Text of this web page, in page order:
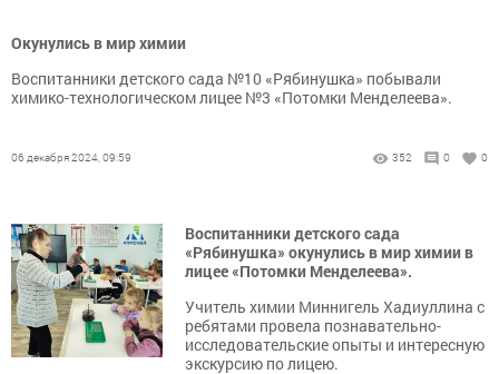
Окунулись в мир химии
Воспитанники детского сада №10 «Рябинушка» побывали
химико-технологическом лицее №3 «Потомки Менделеева».
06 декабря 2024, 09:59 352 0 0
Воспитанники детского сада
«Рябинушка» окунулись в мир химии в
лицее «Потомки Менделеева».
Учитель химии Миннигель Хадиуллина с
ребятами провела познавательно-
исследовательские опыты и интересную
экскурсию по лицею.